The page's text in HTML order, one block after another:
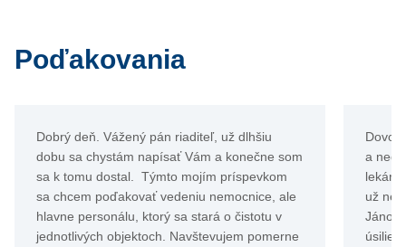
Poďakovania
Dobrý deň. Vážený pán riaditeľ, už dlhšiu
dobu sa chystám napísať Vám a konečne som
sa k tomu dostal. Týmto mojím príspevkom
sa chcem poďakovať vedeniu nemocnice, ale
hlavne personálu, ktorý sa stará o čistotu v
jednotlivých objektoch. Navštevujem pomerne
a
už
Jánovi
úsilie